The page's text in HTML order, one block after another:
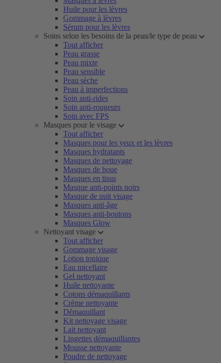
Huile pour les lèvres
Gommage à lèvres
Sérum pour les lèvres
Soins selon les besoins de la peau/le type de peau
Tout afficher
Peau grasse
Peau mixte
Peau sensible
Peau sèche
Peau à imperfections
Soin anti-rides
Soin anti-rougeurs
Soin avec FPS
Masques pour le visage
Tout afficher
Masques pour les yeux et les lèvres
Masques hydratants
Masques de nettoyage
Masques de boue
Masques en tissu
Masque anti-points noirs
Masque de nuit visage
Masques anti-âge
Masques anti-boutons
Masques Glow
Nettoyant visage
Tout afficher
Gommage visage
Lotion tonique
Eau micellaire
Gel nettoyant
Huile nettoyante
Cotons démaquillants
Crème nettoyante
Démaquillant
Kit nettoyage visage
Lait nettoyant
Lingettes démaquillantes
Mousse nettoyante
Poudre de nettoyage